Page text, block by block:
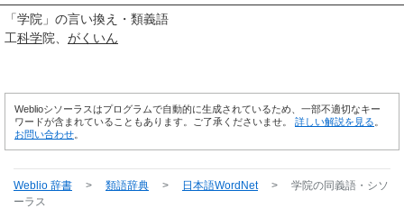
「学院 」の言い換え・類義語
工科学院 がくいん
Weblioシソーラスはプログラムで自動的に生成されているため、一部不適切なキー
ワードが含まれていることもあります。ご了承くださいませ。 詳しい解説を見る
お問い合わせ
Weblio 辞書 > 類語辞典 > 日本語WordNet > 学院の同義語・シソ
ーラス